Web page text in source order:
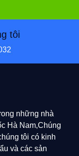
tôi
những nhà
Hà Nam,Chúng
tôi có kinh
và các sản